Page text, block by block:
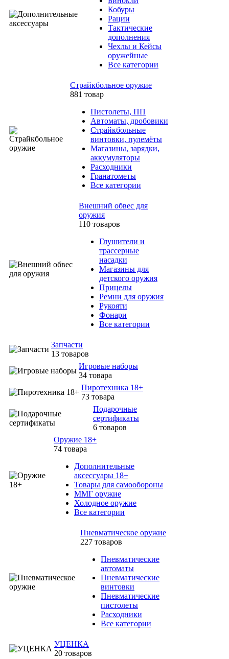
Кобуры
Рации
Тактические
дополнения
Чехлы и Кейсы
оружейные
Все категории
Страйкбольное оружие
881 товар
Пистолеты, ПП
Автоматы, дробовики
Страйкбольные
винтовки, пулемёты
Магазины, зарядки,
аккумуляторы
Расходники
Гранатометы
Все категории
Внешний обвес для
оружия
110 товаров
Глушители и
трассерные
насадки
Магазины для
детского оружия
Прицелы
Ремни для оружия
Рукояти
Фонари
Все категории
Запчасти
13 товаров
Игровые наборы
34 товара
Пиротехника 18+
73 товара
Подарочные
сертификаты
6 товаров
Оружие 18+
74 товара
Дополнительные
аксессуары 18+
Товары для самообороны
ММГ оружие
Холодное оружие
Все категории
Пневматическое оружие
227 товаров
Пневматические
автоматы
Пневматические
винтовки
Пневматические
пистолеты
Расходники
Все категории
УЦЕНКА
20 товаров